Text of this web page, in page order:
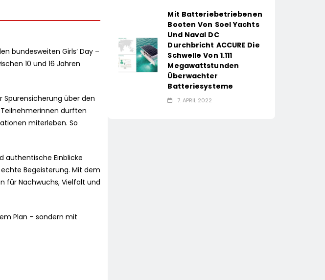
bundesweiten Girls‘ Day –
10 und 16 Jahren
Spurensicherung über den
durften
miterleben. So
authentische Einblicke
Begeisterung. Mit dem
für Nachwuchs, Vielfalt und
Plan – sondern mit
Mit Batteriebetriebenen
Booten Von Soel Yachts
Und Naval DC
Durchbricht ACCURE Die
Schwelle Von 1.111
Megawattstunden
Überwachter
Batteriesysteme
7. APRIL 2022